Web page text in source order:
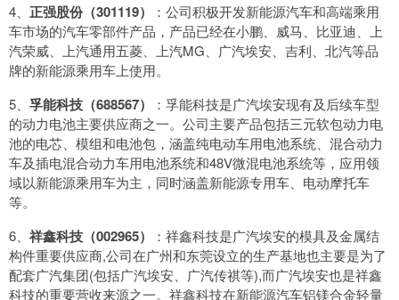
4、 正强股份（301119）
：公司积极开发新能源汽车和高端乘用
车市场的汽车零部件产品，产品已经在小鹏、威马、比亚迪、上
汽荣威、上汽通用五菱、上汽MG、广汽埃安、吉利、北汽等品
牌的新能源乘用车上使用。
5、 孚能科技（688567）
：孚能科技是广汽埃安现有及后续车型
的动力电池主要供应商之一。公司主要产品包括三元软包动力电
池的电芯、模组和电池包，涵盖纯电动车用电池系统、混合动力
车及插电混合动力车用电池系统和48V微混电池系统等，应用领
域以新能源乘用车为主，同时涵盖新能源专用车、电动摩托车
等。
6、 祥鑫科技（002965）
：祥鑫科技是广汽埃安的模具及金属结
构件重要供应商,公司在广州和东莞设立的生产基地也主要是为了
配套广汽集团(包括广汽埃安、广汽传祺等),而广汽埃安也是祥鑫
科技的重要营收来源之一。祥鑫科技在新能源汽车铝镁合金轻量